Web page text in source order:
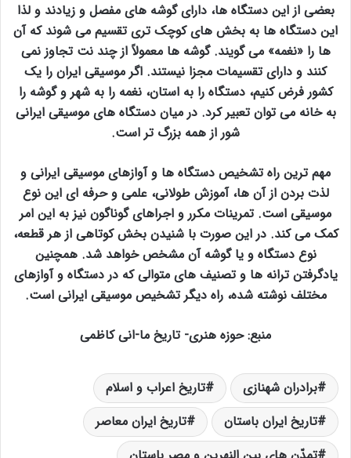
بعضی از این دستگاه ها، دارای گوشه های مفصل و زیادند و لذا
این دستگاه ها به بخش های کوچک تری تقسیم می شوند که آن
ها را «نغمه» می گویند. گوشه ها معمولاً از چند نت تجاوز نمی
کنند و دارای تقسیمات مجزا نیستند. اگر موسیقی ایران را یک
کشور فرض کنیم، دستگاه را به استان، نغمه را به شهر و گوشه را
به خانه می توان تعبیر کرد. در میان دستگاه های موسیقی ایرانی
شور از همه بزرگ تر است.
مهم ترین راه تشخیص دستگاه ها و آوازهای موسیقی ایرانی و
لذت بردن از آن ها، آموزش طولانی، علمی و حرفه ای این نوع
موسیقی است. تمرینات مکرر و اجراهای گوناگون نیز به این امر
کمک می کند. در این صورت با شنیدن بخش کوتاهی از هر قطعه،
نوع دستگاه و یا گوشه آن مشخص خواهد شد. همچنین
یادگرفتن ترانه ها و تصنیف های متوالی که در دستگاه و آوازهای
مختلف نوشته شده، راه دیگر تشخیص موسیقی ایرانی است.
منبع: حوزه هنری- تاریخ ما-انی کاظمی
برادران شهنازی
تاریخ اعراب و اسلام
تاریخ ایران باستان
تاریخ ایران معاصر